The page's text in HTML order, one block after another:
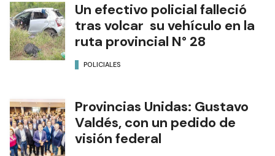
Un efectivo policial falleció
tras volcar su vehículo en la
ruta provincial N° 28
POLICIALES
Provincias Unidas: Gustavo
Valdés, con un pedido de
visión federal